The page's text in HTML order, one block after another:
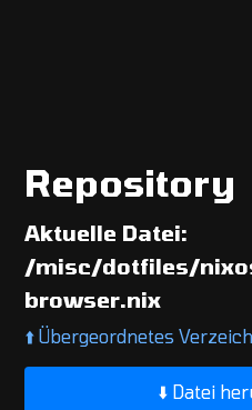
Repository
Aktuelle Datei:
/misc/dotfiles/
browser.nix
⬆️ Übergeordnetes
⬇️ Datei